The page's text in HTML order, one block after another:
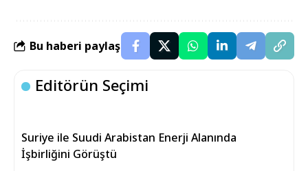
Bu haberi paylaş
Editörün Seçimi
Suriye ile Suudi Arabistan Enerji Alanında
İşbirliğini Görüştü